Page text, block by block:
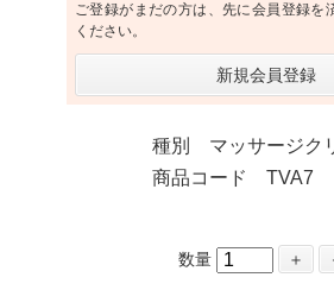
ご登録がまだの方は、先に会員登録を
ください。
新規会員登録
種別 マッサージク
商品コード TVA7
数量 ＋